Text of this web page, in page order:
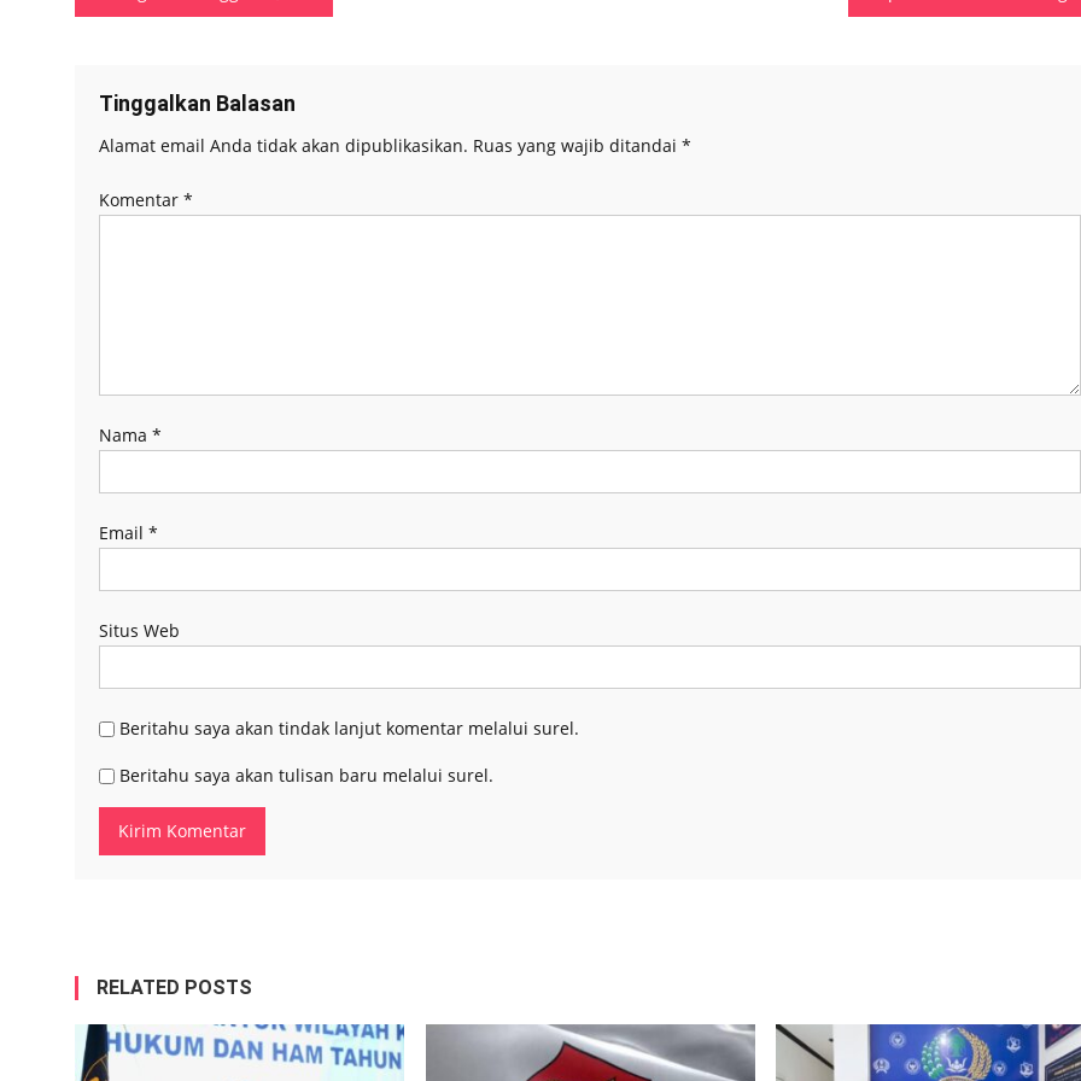
Tinggalkan Balasan
Alamat email Anda tidak akan dipublikasikan. Ruas yang wajib ditandai *
Komentar *
Nama *
Email *
Situs Web
Beritahu saya akan tindak lanjut komentar melalui surel.
Beritahu saya akan tulisan baru melalui surel.
RELATED POSTS